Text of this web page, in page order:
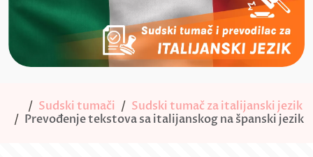
Sudski tumači
Sudski tumač za italijanski jezik
Prevođenje tekstova sa italijanskog na španski jezik